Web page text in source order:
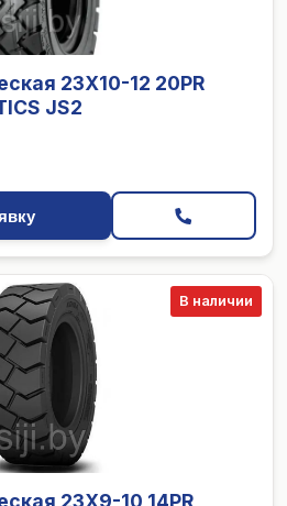
23X10-12 20PR
JS2
В наличии